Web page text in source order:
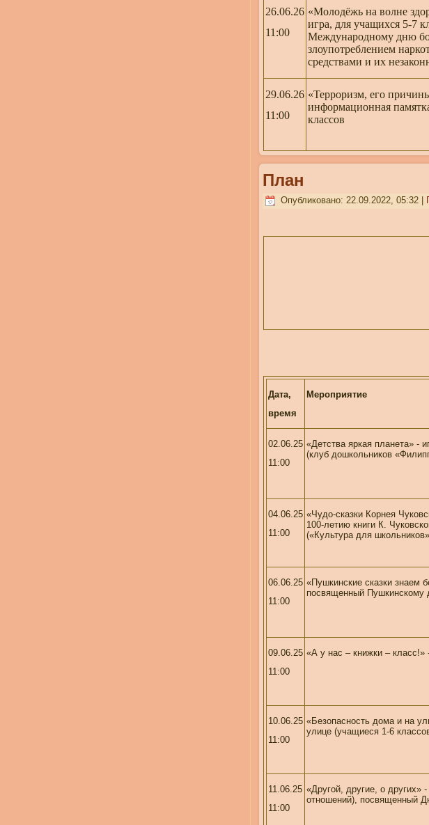
26.06.26
11:00
«Молодёжь на волне
игра, для учащихся 5-7
Международному дню
злоупотреблением
средствами и их
29.06.26
11:00
«Терроризм, его
информационная
классов
План
Опубликовано: 22.09.2022, 05:32
Дата,
время
Мероприятие
02.06.25
11:00
«Детства яркая планета» -
(клуб дошкольников
04.06.25
11:00
«Чудо-сказки Корнея
100-летию книги К.
(«Культура для
06.06.25
11:00
«Пушкинские сказки знаем
посвященный Пушкинскому
09.06.25
11:00
«А у нас – книжки – класс!»
10.06.25
11:00
«Безопасность дома и на
улице (учащиеся 1-6
11.06.25
11:00
«Другой, другие, о других»
отношений), посвященный